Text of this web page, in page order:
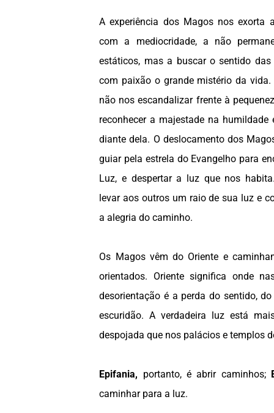
A experiência dos Magos nos exorta
com a mediocridade, a não
estáticos, mas a buscar o sentido das
com paixão o grande mistério da
não nos escandalizar frente à
reconhecer a majestade na humildade
diante dela. O deslocamento dos
guiar pela estrela do Evangelho para
Luz, e despertar a luz que nos
levar aos outros um raio de sua luz e
a alegria do caminho.
Os Magos vêm do Oriente e
orientados. Oriente significa onde
desorientação é a perda do sentido,
escuridão. A verdadeira luz está
despojada que nos palácios e templos
Epifania, portanto, é abrir caminhos;
caminhar para a luz.